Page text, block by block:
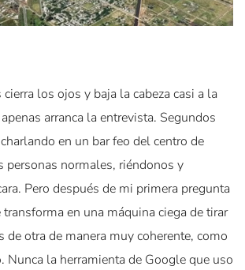
los ojos y baja la cabeza casi a la
arranca la entrevista. Segundos
en un bar feo del centro de
personas normales, riéndonos y
Pero después de mi primera pregunta
en una máquina ciega de tirar
de otra de manera muy coherente, como
Nunca la herramienta de Google que uso